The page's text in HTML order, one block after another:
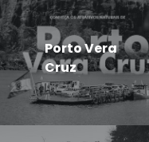
Porto Vera
Cruz